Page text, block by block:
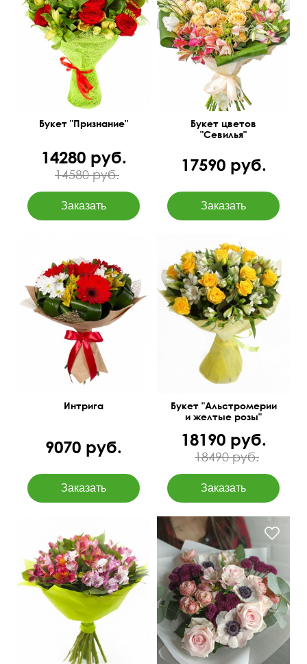
Эквадорские розы 50см,
альстромерии, солидаго,
аспидистра, салал
Букет "Признание"
14280 руб.
14580 руб.
55 см 45 см
Букет цветов
"Севилья"
17590 руб.
Сборный букет с
бесплатной доставкой
Интрига
9070 руб.
Яркое сочетание
50 см
40 см
Букет "Альстромерии
и желтые розы"
18190 руб.
18490 руб.
17 веток альстромерий
Анемоны, пионовидны
розы бомбастик, сантини,
альстромерия, эвкалипт
Цинера